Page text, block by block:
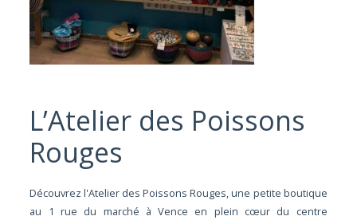
L’Atelier des Poissons
Rouges
Découvrez l'Atelier des Poissons Rouges, une petite boutique
au 1 rue du marché à Vence en plein cœur du centre